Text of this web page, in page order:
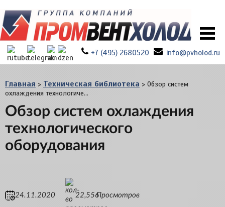
+7 (495) 2680520 info@pvholod.ru
Главная > Техническая библиотека > Обзор систем
охлаждения технологиче...
Обзор систем охлаждения
технологического
оборудования
24.11.2020 22,556Просмотров